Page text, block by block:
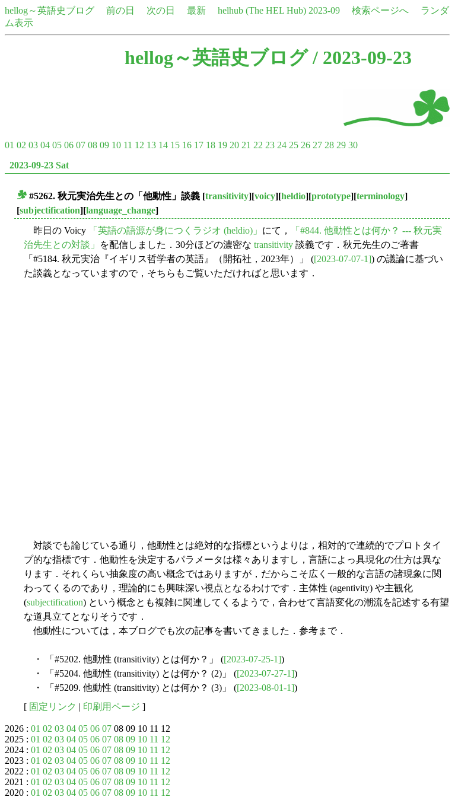
hellog～英語史ブログ 前の日 次の日 最新 helhub (The HEL Hub) 2023-09 検索ページへ
ランダ
ム表示
hellog～英語史ブログ/ 2023-09-23
01 02 03 04 05 06 07 08 09 10 11 12 13 14 15 16 17 18 19 20 21 22 23 24 25 26 27 28 29 30
2023-09-23 Sat
#5262. 秋元実治先生との「他動性」談義 [transitivity][voicy][heldio][prototype][terminology]
[subjectification][language_change]
昨日の Voicy
「英語の語源が身につくラジオ (heldio)」 にて，
「#844. 他動性とは何か？ --- 秋元実
治先生との対談」
を配信しました．30分ほどの濃密な transitivity 談義です．秋元先生のご著書
「#5184. 秋元実治『イギリス哲学者の英語』（開拓社，2023年）」 ([2023-07-07-1]) の議論に基づい
た談義となっていますので，そちらもご覧いただければと思います．
対談でも論じている通り，他動性とは絶対的な指標というよりは，相対的で連続的でプロトタイ
プ的な指標です．他動性を決定するパラメータは様々ありますし，言語によっ具現化の仕方は異な
ります．それくらい抽象度の高い概念ではありますが，だからこそ広く一般的な言語の諸現象に関
わってくるのであり，理論的にも興味深い視点となるわけです．主体性 (agentivity) や主観化
(subjectification) という概念とも複雑に関連してくるようで，合わせて言語変化の潮流を記述する有望
な道具立てとなりそうです．
他動性については，本ブログでも次の記事を書いてきました．参考まで．
・ 「#5202. 他動性 (transitivity) とは何か？」 ([2023-07-25-1])
・ 「#5204. 他動性 (transitivity) とは何か？ (2)」 ([2023-07-27-1])
・ 「#5209. 他動性 (transitivity) とは何か？ (3)」 ([2023-08-01-1])
[ 固定リンク | 印刷用ページ ]
2026 : 01 02 03 04 05 06 07 08 09 10 11 12
2025 : 01 02 03 04 05 06 07 08 09 10 11 12
2024 : 01 02 03 04 05 06 07 08 09 10 11 12
2023 : 01 02 03 04 05 06 07 08 09 10 11 12
2022 : 01 02 03 04 05 06 07 08 09 10 11 12
2021 : 01 02 03 04 05 06 07 08 09 10 11 12
2020 : 01 02 03 04 05 06 07 08 09 10 11 12